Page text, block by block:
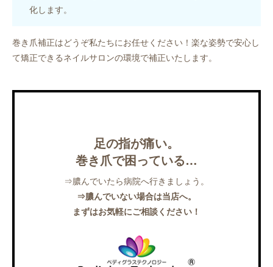
化します。
巻き爪補正はどうぞ私たちにお任せください！楽な姿勢で安心し
て矯正できるネイルサロンの環境で補正いたします。
足の指が痛い。
巻き爪で困っている…
⇒膿んでいたら病院へ行きましょう。
⇒膿んでいない場合は当店へ。
まずはお気軽にご相談ください！